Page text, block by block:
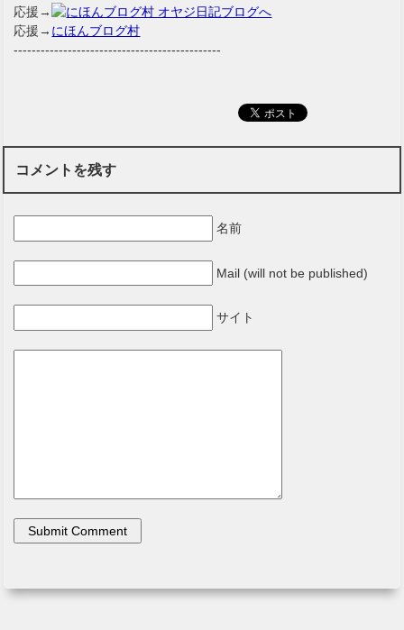
応援→
応援→ にほんブログ村
----------------------------------------------
コメントを残す
名前
Mail (will not be published)
サイト